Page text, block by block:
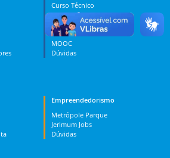
Curso Técnico
Graduação
Pós-graduação
PES
MOOC
Dúvidas
Empreendedorismo
Metrópole Parque
Jerimum Jobs
Dúvidas